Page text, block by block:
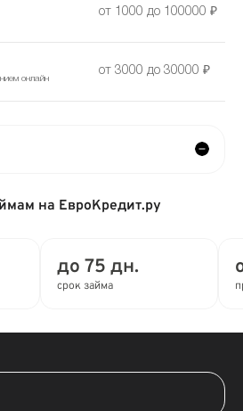
от 1000 до 100000 ₽
онлайн
от 3000 до 30000 ₽
на ЕвроКредит.ру
до 75 дн.
срок займа